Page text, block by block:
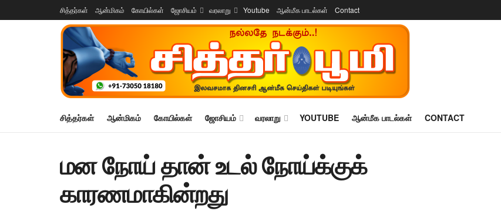
சித்தர்கள் ஆன்மிகம் கோயில்கள் ஜோசியம் வரலாறு Youtube ஆன்மீக பாடல்கள் Contact
சித்தர்கள் ஆன்மிகம் கோயில்கள் ஜோசியம் வரலாறு YOUTUBE ஆன்மீக பாடல்கள் CONTACT
மன நோய் தான் உடல் நோய்க்குக்
காரணமாகின்றது